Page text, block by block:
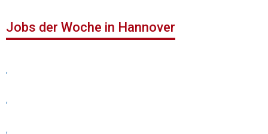
Jobs der Woche in Hannover
,
,
,